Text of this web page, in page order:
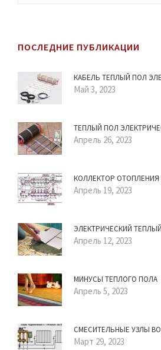
ПОСЛЕДНИЕ ПУБЛИКАЦИИ
КАБЕЛЬ ТЕПЛЫЙ ПОЛ
Май 3, 2023
ТЕПЛЫЙ ПОЛ
Апрель 26, 2023
КОЛЛЕКТОР
Апрель 19, 2023
ЭЛЕКТРИЧЕСКИЙ
Апрель 12, 2023
МИНУСЫ ТЕПЛОГО ПОЛА
Апрель 5, 2023
СМЕСИТЕЛЬНЫЕ УЗЛЫ
Март 29, 2023